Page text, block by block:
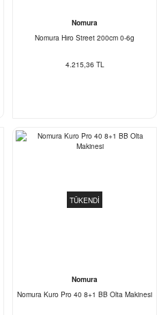
Nomura
Nomura Hıro Street 200cm 0-6g
4.215,36 TL
TÜKENDİ
Nomura
Nomura Kuro Pro 40 8+1 BB Olta Makinesi